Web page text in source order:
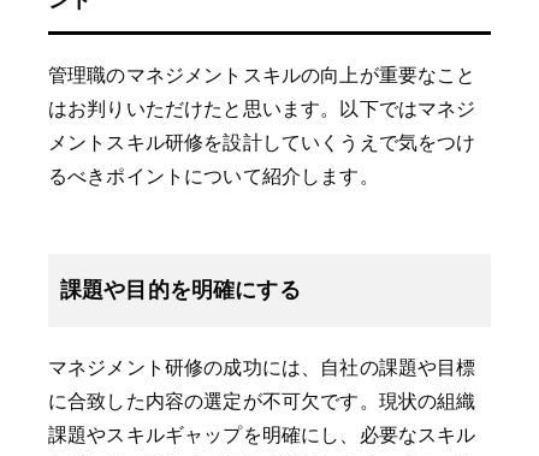
管理職のマネジメントスキルの向上が重要なこと
はお判りいただけたと思います。以下ではマネジ
メントスキル研修を設計していくうえで気をつけ
るべきポイントについて紹介します。
課題や目的を明確にする
マネジメント研修の成功には、自社の課題や目標
に合致した内容の選定が不可欠です。現状の組織
課題やスキルギャップを明確にし、必要なスキル